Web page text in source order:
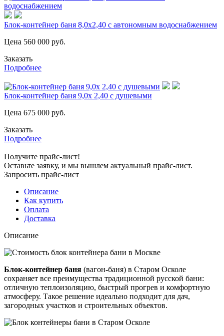
Блок-контейнер баня 8,0х2,40 с автономным водоснабжением
Цена 560 000 руб.
Заказать
Подробнее
Блок-контейнер баня 9,0х 2,40 с душевыми
Цена 675 000 руб.
Заказать
Подробнее
Получите прайс-лист!
Оставьте заявку, и мы вышлем актуальный прайс-лист.
Запросить прайс-лист
Описание
Как купить
Оплата
Доставка
Описание
Блок-контейнер баня (вагон-баня) в Старом Осколе
сохраняет все преимущества традиционной русской бани:
отличную теплоизоляцию, быстрый прогрев и комфортную
атмосферу. Такое решение идеально подходит для дач,
загородных участков и строительных объектов.